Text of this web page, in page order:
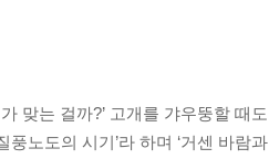
맞는 걸까?’ 고개를 갸우뚱할 때도
노도의 시기’라 하며 ‘거센 바람과